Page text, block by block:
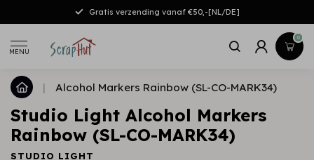
Gratis verzending vanaf €50,-[NL/DE]
MENU
0
| Alcohol Markers Rainbow (SL-CO-MARK34)
Studio Light Alcohol Markers
Rainbow (SL-CO-MARK34)
STUDIO LIGHT